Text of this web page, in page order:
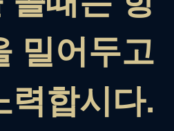
밀어두고
력합시다.